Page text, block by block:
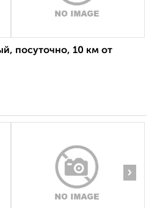
посуточно, 10 км от
›